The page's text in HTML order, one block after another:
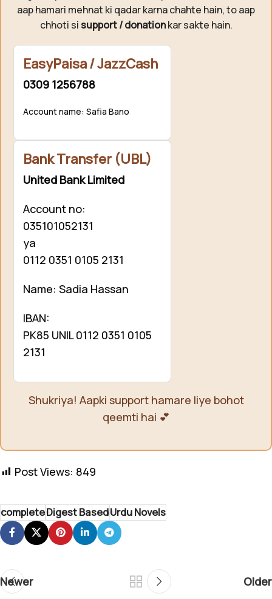
aap hamari mehnat ki qadar karna chahte hain, to aap
chhoti si support / donationkar sakte hain.
EasyPaisa / JazzCash
0309 1256788
Account name: Safia Bano
Bank Transfer (UBL)
United Bank Limited
Account no:
035101052131
ya
0112 0351 0105 2131
Name: Sadia Hassan
IBAN:
PK85 UNIL 0112 0351 0105
2131
Shukriya! Aapki support hamare liye bohot
qeemti hai 💕
Post Views: 849
completeDigest BasedUrdu Novels
Newer Older